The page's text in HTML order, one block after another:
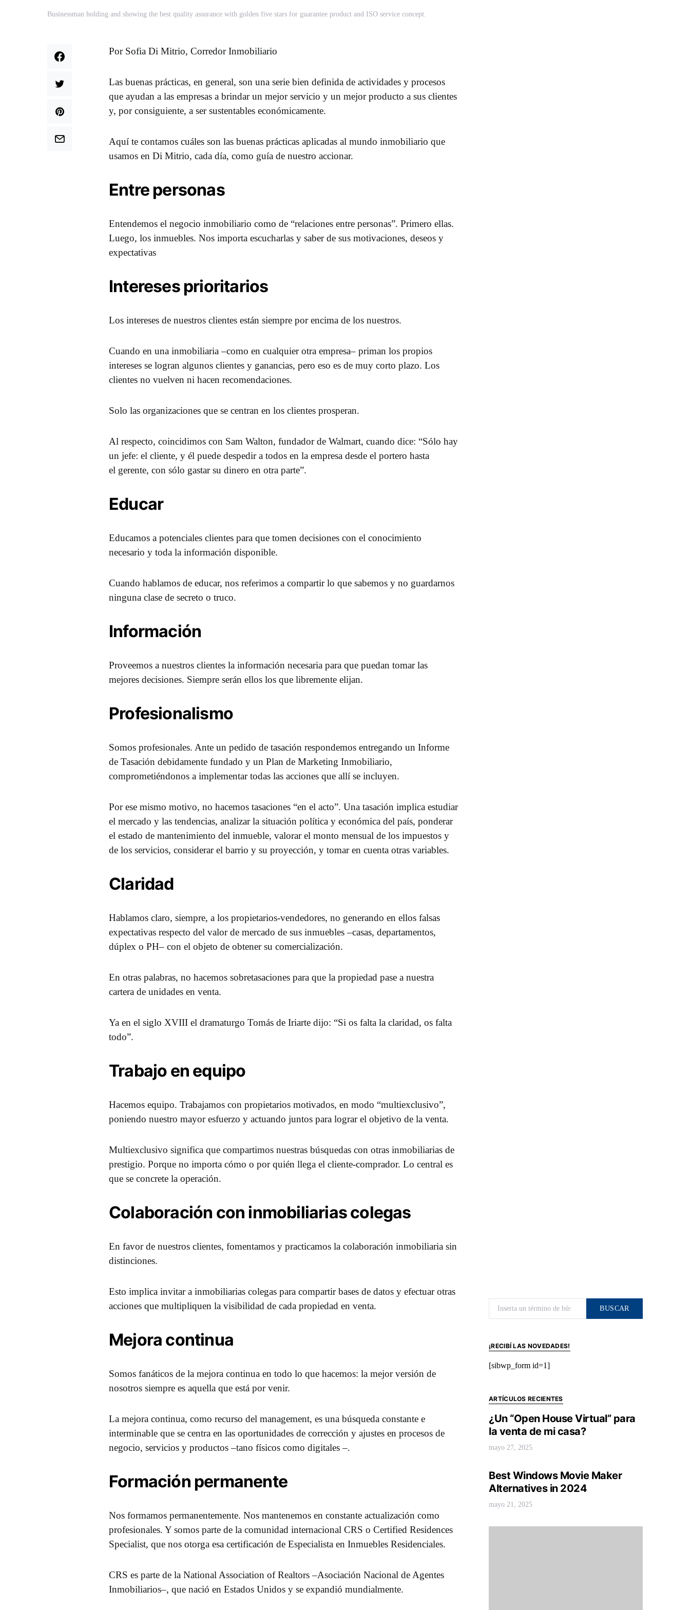
Businessman holding and showing the best quality assurance with golden five stars for guarantee product and ISO service concept.
Por Sofia Di Mitrio, Corredor Inmobiliario
Las buenas prácticas, en general, son una serie bien definida de actividades y procesos
que ayudan a las empresas a brindar un mejor servicio y un mejor producto a sus clientes
y, por consiguiente, a ser sustentables económicamente.
Aquí te contamos cuáles son las buenas prácticas aplicadas al mundo inmobiliario que
usamos en Di Mitrio, cada día, como guía de nuestro accionar.
Entre personas
Entendemos el negocio inmobiliario como de “relaciones entre personas”. Primero ellas.
Luego, los inmuebles. Nos importa escucharlas y saber de sus motivaciones, deseos y
expectativas
Intereses prioritarios
Los intereses de nuestros clientes están siempre por encima de los nuestros.
Cuando en una inmobiliaria –como en cualquier otra empresa– priman los propios
intereses se logran algunos clientes y ganancias, pero eso es de muy corto plazo. Los
clientes no vuelven ni hacen recomendaciones.
Solo las organizaciones que se centran en los clientes prosperan.
Al respecto, coincidimos con Sam Walton, fundador de Walmart, cuando dice: “Sólo hay
un jefe: el cliente, y él puede despedir a todos en la empresa desde el portero hasta
el gerente, con sólo gastar su dinero en otra parte”.
Educar
Educamos a potenciales clientes para que tomen decisiones con el conocimiento
necesario y toda la información disponible.
Cuando hablamos de educar, nos referimos a compartir lo que sabemos y no guardarnos
ninguna clase de secreto o truco.
Información
Proveemos a nuestros clientes la información necesaria para que puedan tomar las
mejores decisiones. Siempre serán ellos los que libremente elijan.
Profesionalismo
Somos profesionales. Ante un pedido de tasación respondemos entregando un Informe
de Tasación debidamente fundado y un Plan de Marketing Inmobiliario,
comprometiéndonos a implementar todas las acciones que allí se incluyen.
Por ese mismo motivo, no hacemos tasaciones “en el acto”. Una tasación implica estudiar
el mercado y las tendencias, analizar la situación política y económica del país, ponderar
el estado de mantenimiento del inmueble, valorar el monto mensual de los impuestos y
de los servicios, considerar el barrio y su proyección, y tomar en cuenta otras variables.
Claridad
Hablamos claro, siempre, a los propietarios-vendedores, no generando en ellos falsas
expectativas respecto del valor de mercado de sus inmuebles –casas, departamentos,
dúplex o PH– con el objeto de obtener su comercialización.
En otras palabras, no hacemos sobretasaciones para que la propiedad pase a nuestra
cartera de unidades en venta.
Ya en el siglo XVIII el dramaturgo Tomás de Iriarte dijo: “Si os falta la claridad, os falta
todo”.
Trabajo en equipo
Hacemos equipo. Trabajamos con propietarios motivados, en modo “multiexclusivo”,
poniendo nuestro mayor esfuerzo y actuando juntos para lograr el objetivo de la venta.
Multiexclusivo significa que compartimos nuestras búsquedas con otras inmobiliarias de
prestigio. Porque no importa cómo o por quién llega el cliente-comprador. Lo central es
que se concrete la operación.
Colaboración con inmobiliarias colegas
En favor de nuestros clientes, fomentamos y practicamos la colaboración inmobiliaria sin
distinciones.
Esto implica invitar a inmobiliarias colegas para compartir bases de datos y efectuar otras
acciones que multipliquen la visibilidad de cada propiedad en venta.
Mejora continua
Somos fanáticos de la mejora continua en todo lo que hacemos: la mejor versión de
nosotros siempre es aquella que está por venir.
La mejora continua, como recurso del management, es una búsqueda constante e
interminable que se centra en las oportunidades de corrección y ajustes en procesos de
negocio, servicios y productos –tano físicos como digitales –.
Formación permanente
Nos formamos permanentemente. Nos mantenemos en constante actualización como
profesionales. Y somos parte de la comunidad internacional CRS o Certified Residences
Specialist, que nos otorga esa certificación de Especialista en Inmuebles Residenciales.
CRS es parte de la National Association of Realtors –Asociación Nacional de Agentes
Inmobiliarios–, que nació en Estados Unidos y se expandió mundialmente.
BUSCAR
¡RECIBÍ LAS NOVEDADES!
[sibwp_form id=1]
ARTÍCULOS RECIENTES
¿Un “Open House Virtual” para
la venta de mi casa?
mayo 27, 2025
Best Windows Movie Maker
Alternatives in 2024
mayo 21, 2025